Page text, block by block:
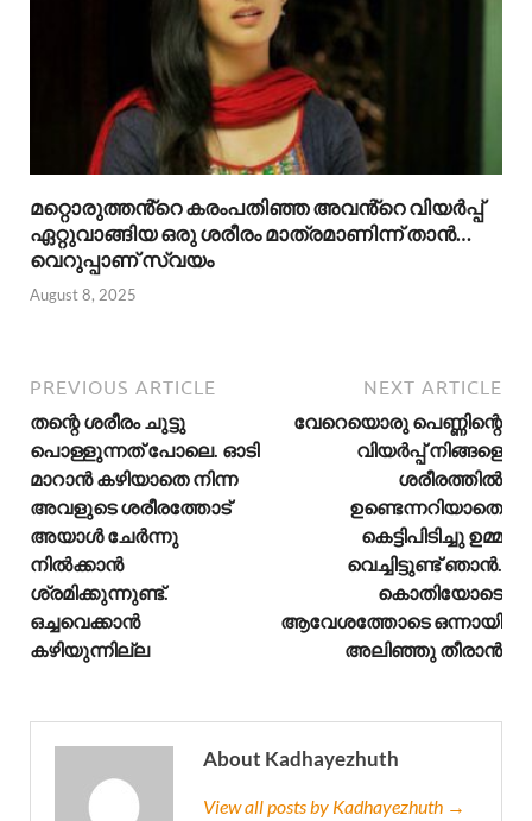
മറ്റൊരുത്തൻ്റെ കരംപതിഞ്ഞ അവൻ്റെ വിയർപ്പ്
ഏറ്റുവാങ്ങിയ ഒരു ശരീരം മാത്രമാണിന്ന് താൻ…
വെറുപ്പാണ് സ്വയം
August 8, 2025
PREVIOUS ARTICLE
തന്റെ ശരീരം ചുട്ടു
പൊള്ളുന്നത് പോലെ. ഓടി
മാറാൻ കഴിയാതെ നിന്ന
അവളുടെ ശരീരത്തോട്
അയാൾ ചേർന്നു
നിൽക്കാൻ
ശ്രമിക്കുന്നുണ്ട്.
ഒച്ചവെക്കാൻ
കഴിയുന്നില്ല
NEXT ARTICLE
വേറെയൊരു പെണ്ണിന്റെ
വിയർപ്പ് നിങ്ങളെ
ശരീരത്തിൽ
ഉണ്ടെന്നറിയാതെ
കെട്ടിപിടിച്ചു ഉമ്മ
വെച്ചിട്ടുണ്ട് ഞാൻ.
കൊതിയോടെ
ആവേശത്തോടെ ഒന്നായി
അലിഞ്ഞു തീരാൻ
About Kadhayezhuth
View all posts by Kadhayezhuth →